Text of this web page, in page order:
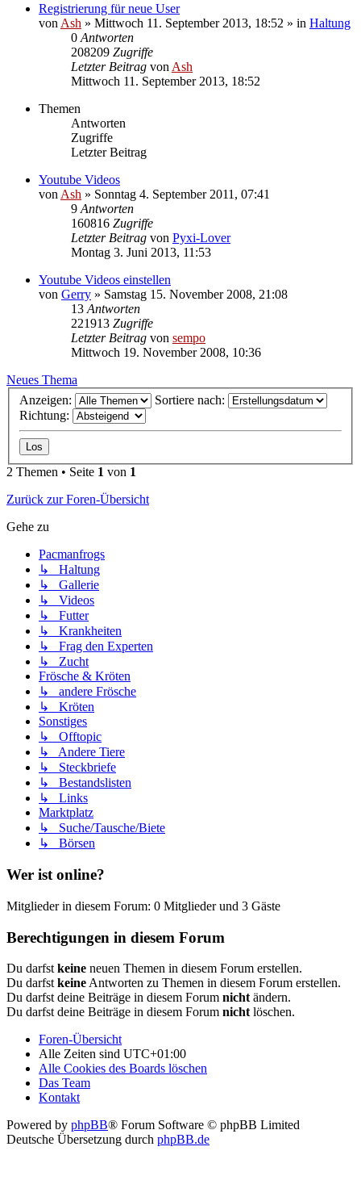
Registrierung für neue User
von Ash » Mittwoch 11. September 2013, 18:52 » in Haltung
0 Antworten
208209 Zugriffe
Letzter Beitrag von Ash
Mittwoch 11. September 2013, 18:52
Themen
Antworten
Zugriffe
Letzter Beitrag
Youtube Videos
von Ash » Sonntag 4. September 2011, 07:41
9 Antworten
160816 Zugriffe
Letzter Beitrag von Pyxi-Lover
Montag 3. Juni 2013, 11:53
Youtube Videos einstellen
von Gerry » Samstag 15. November 2008, 21:08
13 Antworten
221913 Zugriffe
Letzter Beitrag von sempo
Mittwoch 19. November 2008, 10:36
Neues Thema
Anzeigen:
Sortiere nach:
Richtung:
2 Themen • Seite 1 von 1
Zurück zur Foren-Übersicht
Gehe zu
Pacmanfrogs
↳ Haltung
↳ Gallerie
↳ Videos
↳ Futter
↳ Krankheiten
↳ Frag den Experten
↳ Zucht
Frösche & Kröten
↳ andere Frösche
↳ Kröten
Sonstiges
↳ Offtopic
↳ Andere Tiere
↳ Steckbriefe
↳ Bestandslisten
↳ Links
Marktplatz
↳ Suche/Tausche/Biete
↳ Börsen
Wer ist online?
Mitglieder in diesem Forum: 0 Mitglieder und 3 Gäste
Berechtigungen in diesem Forum
Du darfst keine neuen Themen in diesem Forum erstellen.
Du darfst keine Antworten zu Themen in diesem Forum erstellen.
Du darfst deine Beiträge in diesem Forum nicht ändern.
Du darfst deine Beiträge in diesem Forum nicht löschen.
Foren-Übersicht
Alle Zeiten sind UTC+01:00
Alle Cookies des Boards löschen
Das Team
Kontakt
Powered by phpBB® Forum Software © phpBB Limited
Deutsche Übersetzung durch phpBB.de